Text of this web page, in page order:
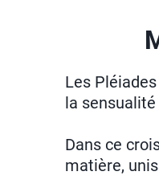
Les
la sensualité
Dans ce
matière,